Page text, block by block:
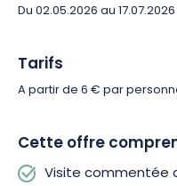
gourmande lorraine.
partagez un moment
Du 02.05.2026 au 17.07.2026
Tarifs
A partir de 6 € par
Cette offre
Visite commentée